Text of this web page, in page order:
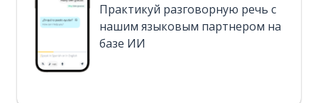
Практикуй разговорную речь с
нашим языковым партнером на
базе ИИ